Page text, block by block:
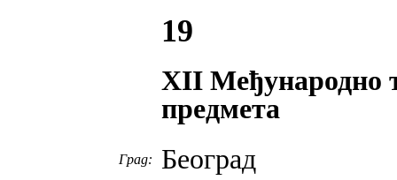
19
XII Међународно
предмета
Град: Београд